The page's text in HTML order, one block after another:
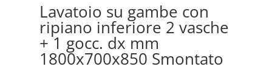
Lavatoio su gambe con
ripiano inferiore 2 vasche
+ 1 gocc. dx mm
1800x700x850 Smontato